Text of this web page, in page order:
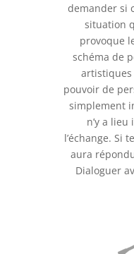
demander si
situation
provoque
schéma de
artistiques
pouvoir de
simplement
n’y a
l’échange. Si
aura
Dialoguer